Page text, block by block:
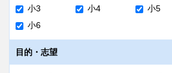
小3
小4
小5
小6
目的・志望